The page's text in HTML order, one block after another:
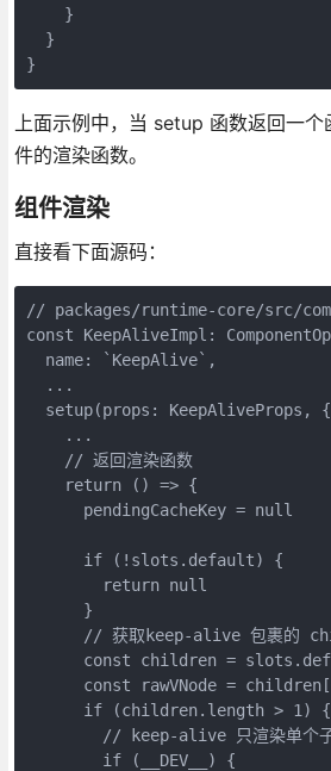
    }
  }
上面示例中，当 setup 函数返回一
件的渲染函数。
组件渲染
直接看下面源码：
// packages/runtime-core/src/
const KeepAliveImpl:
  name: `KeepAlive`,
  ...
setup(props: KeepAliveProps,
    ...
    // 返回渲染函数
    return () => {
      pendingCacheKey = null
      if (!slots.default) {
        return null
      }
// 获取keep-alive 包裹的
const children =
const rawVNode =
      if (children.length > 1) {
// keep-alive 只渲染单个
        if (__DEV__) {